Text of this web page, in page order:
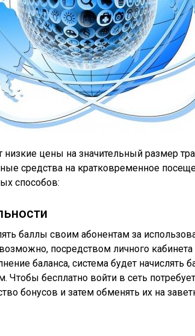
низкие цены на значительный размер
средства на кратковременное
способов:
баллы своим абонентам за
посредством личного
баланса, система будет начислять
Чтобы бесплатно войти в сеть
бонусов и затем обменять их на